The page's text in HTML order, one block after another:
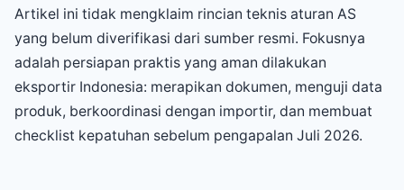
Artikel ini tidak mengklaim rincian teknis aturan AS
yang belum diverifikasi dari sumber resmi. Fokusnya
adalah persiapan praktis yang aman dilakukan
eksportir Indonesia: merapikan dokumen, menguji data
produk, berkoordinasi dengan importir, dan membuat
checklist kepatuhan sebelum pengapalan Juli 2026.